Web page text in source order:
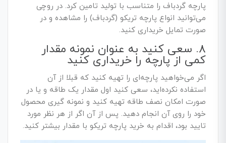
پارچه گردباف را متناسب با تولید تامین کرد. در روچی
می‌توانید انواع پارچه تریکو (گردباف) را مشاهده و در
صورت تمایل خریداری کنید.
8. سعی کنید به عنوان نمونه مقدار
کمی از پارچه را خریداری کنید
اگر می‌خواهید پارچه‌ای را تهیه کنید که قبلا از آن
استفاده نکرده‌اید، سعی کنید اول مقدار یک طاقه و یا در
صورت امکان نصف طاقه تهیه کنید و نمونه گیری محصول
خود را روی آن انجام دهید. پس از آن اگر از هر نظر مورد
تایید بود، اقدام به خرید پارچه تریکو با مقدار بیشتر کنید.